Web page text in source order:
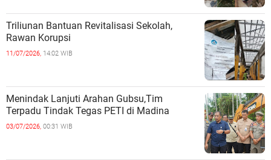
Triliunan Bantuan Revitalisasi Sekolah,
Rawan Korupsi
11/07/2026, 14:02 WIB
Menindak Lanjuti Arahan Gubsu,Tim
Terpadu Tindak Tegas PETI di Madina
03/07/2026, 00:31 WIB